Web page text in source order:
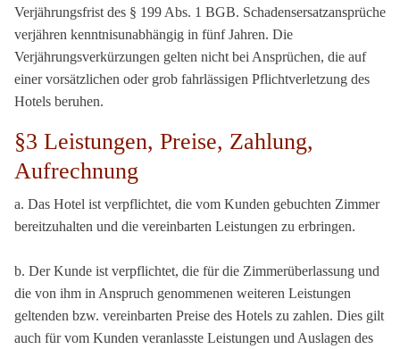
Verjährungsfrist des § 199 Abs. 1 BGB. Schadensersatzansprüche
verjähren kenntnisunabhängig in fünf Jahren. Die
Verjährungsverkürzungen gelten nicht bei Ansprüchen, die auf
einer vorsätzlichen oder grob fahrlässigen Pflichtverletzung des
Hotels beruhen.
§3 Leistungen, Preise, Zahlung,
Aufrechnung
a. Das Hotel ist verpflichtet, die vom Kunden gebuchten Zimmer
bereitzuhalten und die vereinbarten Leistungen zu erbringen.
b. Der Kunde ist verpflichtet, die für die Zimmerüberlassung und
die von ihm in Anspruch genommenen weiteren Leistungen
geltenden bzw. vereinbarten Preise des Hotels zu zahlen. Dies gilt
auch für vom Kunden veranlasste Leistungen und Auslagen des